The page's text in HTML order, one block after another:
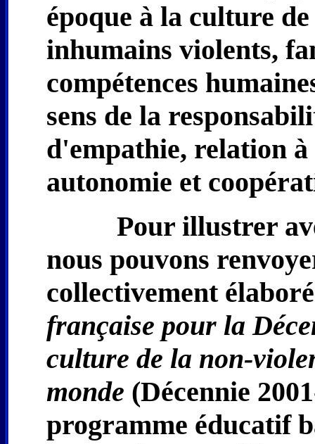
époque à la culture
inhumains violents,
compétences
sens de la
d'empathie, relation
autonomie et
Pour illustrer
nous pouvons
collectivement
française pour la
culture de la non-
monde (Décennie
programme éducatif